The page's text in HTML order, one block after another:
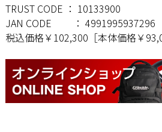
TRUST CODE ： 10133900
JAN CODE ： 4991995937296
税込価格￥102,300［本体価格￥